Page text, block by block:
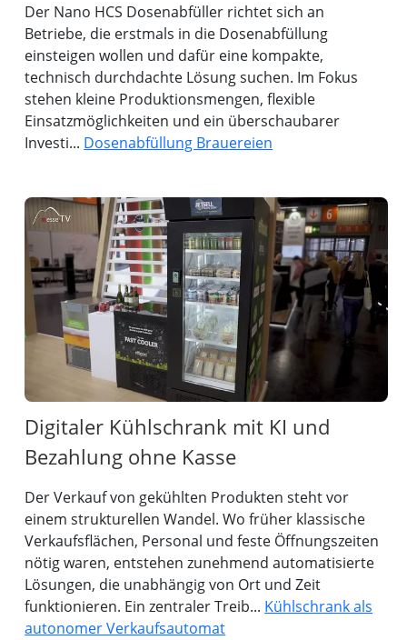
Der Nano HCS Dosenabfüller richtet sich an
Betriebe, die erstmals in die Dosenabfüllung
einsteigen wollen und dafür eine kompakte,
technisch durchdachte Lösung suchen. Im Fokus
stehen kleine Produktionsmengen, flexible
Einsatzmöglichkeiten und ein überschaubarer
Investi... Dosenabfüllung Brauereien
Digitaler Kühlschrank mit KI und
Bezahlung ohne Kasse
Der Verkauf von gekühlten Produkten steht vor
einem strukturellen Wandel. Wo früher klassische
Verkaufsflächen, Personal und feste Öffnungszeiten
nötig waren, entstehen zunehmend automatisierte
Lösungen, die unabhängig von Ort und Zeit
funktionieren. Ein zentraler Treib... Kühlschrank als
autonomer Verkaufsautomat